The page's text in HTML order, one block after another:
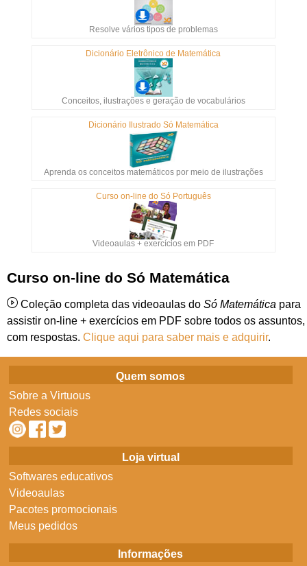
Resolve vários tipos de problemas
Dicionário Eletrônico de Matemática
Conceitos, ilustrações e geração de vocabulários
Dicionário Ilustrado Só Matemática
Aprenda os conceitos matemáticos por meio de ilustrações
Curso on-line do Só Português
Videoaulas + exercícios em PDF
Curso on-line do Só Matemática
Coleção completa das videoaulas do Só Matemática para
assistir on-line + exercícios em PDF sobre todos os assuntos,
com respostas. Clique aqui para saber mais e adquirir.
Quem somos
Sobre a Virtuous
Redes sociais
Loja virtual
Softwares educativos
Videoaulas
Pacotes promocionais
Meus pedidos
Informações